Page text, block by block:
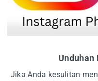
Unduhan
Jika Anda kesulitan